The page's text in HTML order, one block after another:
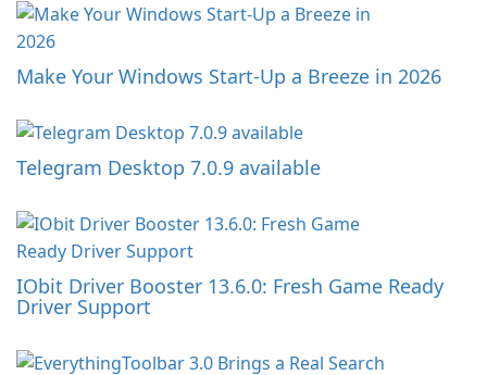
Make Your Windows Start-Up a Breeze in 2026
Telegram Desktop 7.0.9 available
IObit Driver Booster 13.6.0: Fresh Game Ready
Driver Support